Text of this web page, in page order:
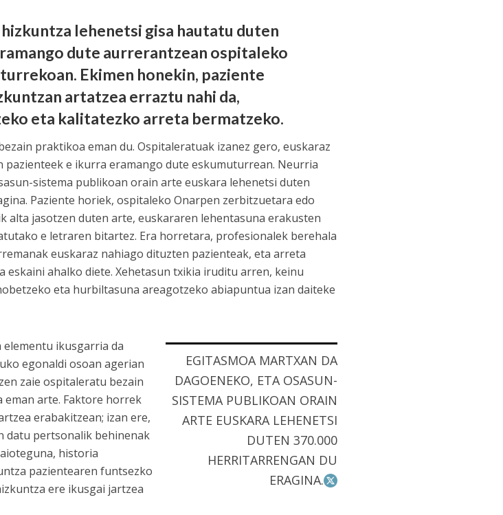
lehenetsi gisa hautatu duten
dute aurrerantzean ospitaleko
Ekimen honekin, paziente
artatzea erraztu nahi da,
eta kalitatezko arreta bermatzeko.
praktikoa eman du. Ospitaleratuak izanez gero, euskaraz
pazienteek e ikurra eramango dute eskumuturrean. Neurria
sistema publikoan orain arte euskara lehenetsi duten
Paziente horiek, ospitaleko Onarpen zerbitzuetara edo
alta jasotzen duten arte, euskararen lehentasuna erakusten
e letraren bitartez. Era horretara, profesionalek berehala
euskaraz nahiago dituzten pazienteak, eta arreta
eskaini ahalko diete. Xehetasun txikia iruditu arren, keinu
eta hurbiltasuna areagotzeko abiapuntua izan daiteke
EGITASMOA MARTXAN DA
DAGOENEKO, ETA OSASUN-
SISTEMA PUBLIKOAN ORAIN
ARTE EUSKARA LEHENETSI
DUTEN 370.000
HERRITARRENGAN DU
ERAGINA.
ikusgarria da
egonaldi osoan agerian
zaie ospitaleratu bezain
eman arte. Faktore horrek
erabakitzean; izan ere,
pertsonalik behinenak
historia
pazientearen funtsezko
ere ikusgai jartzea